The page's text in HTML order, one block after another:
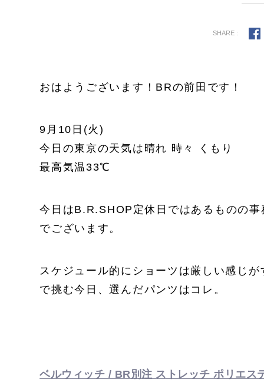
SHARE :
おはようございます！BRの前田です！
9月10日(火)
今日の東京の天気は晴れ 時々 くもり
最高気温33℃
今日はB.R.SHOP定休日ではあるものの
でございます。
スケジュール的にショーツは厳しい感じ
で挑む今日、選んだパンツはコレ。
ベルウィッチ / BR別注 ストレッチ ポリエス